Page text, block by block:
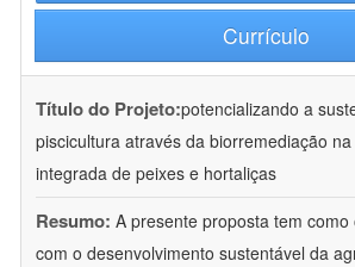
Currículo
Título do Projeto:potencializando a
piscicultura através da biorremediação
integrada de peixes e hortaliças
Resumo: A presente proposta tem
com o desenvolvimento sustentável da